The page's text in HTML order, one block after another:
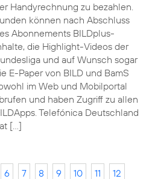
Handyrechnung zu bezahlen.
können nach Abschluss
Abonnements BILDplus-
die Highlight-Videos der
und auf Wunsch sogar
E-Paper von BILD und BamS
im Web und Mobilportal
und haben Zugriff zu allen
Telefónica Deutschland
[…]
6 7 8 9 10 11
12